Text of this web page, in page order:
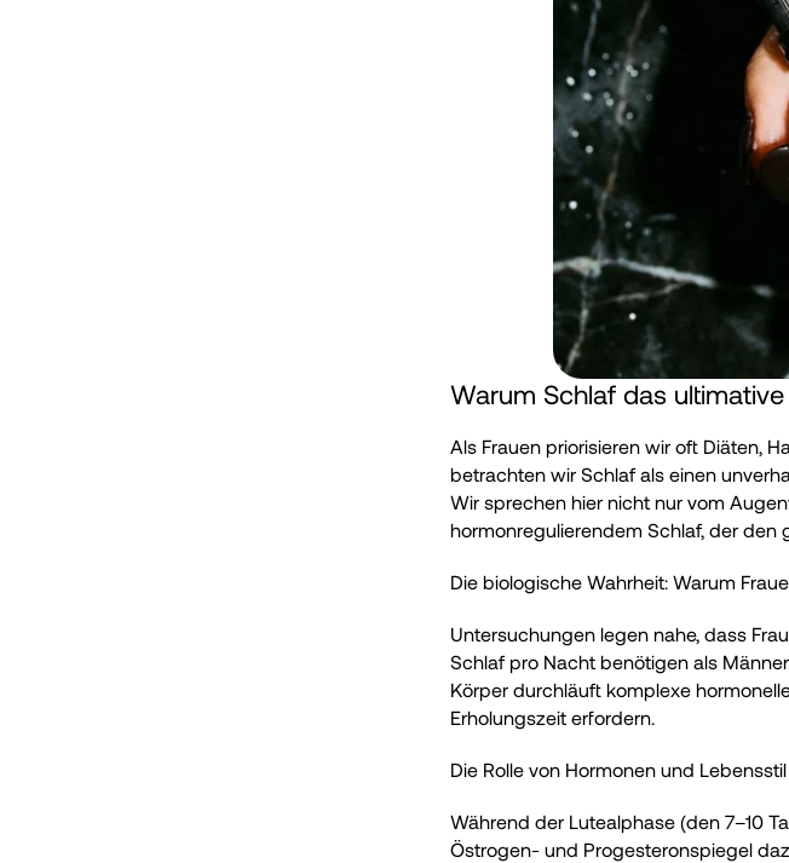
Warum Schlaf das
Als Frauen priorisieren wir oft Diäten,
betrachten wir Schlaf als einen
Wir sprechen hier nicht nur vom
hormonregulierendem Schlaf, der den
Die biologische Wahrheit: Warum
Untersuchungen legen nahe, dass
Schlaf pro Nacht benötigen als
Körper durchläuft komplexe
Erholungszeit erfordern.
Die Rolle von Hormonen und Lebensstil
Während der Lutealphase (den 7–10
Östrogen- und Progesteronspiegel